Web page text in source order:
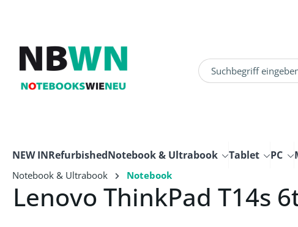
NEW INRefurbishedNotebook & Ultrabook Tablet PC
Notebook & Ultrabook Notebook
Lenovo ThinkPad T14s